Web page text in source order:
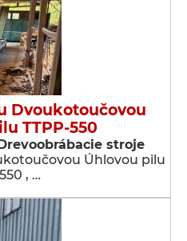
Dvoukotoučovou
TTPP-550
stroje
Úhlovou pilu
, …